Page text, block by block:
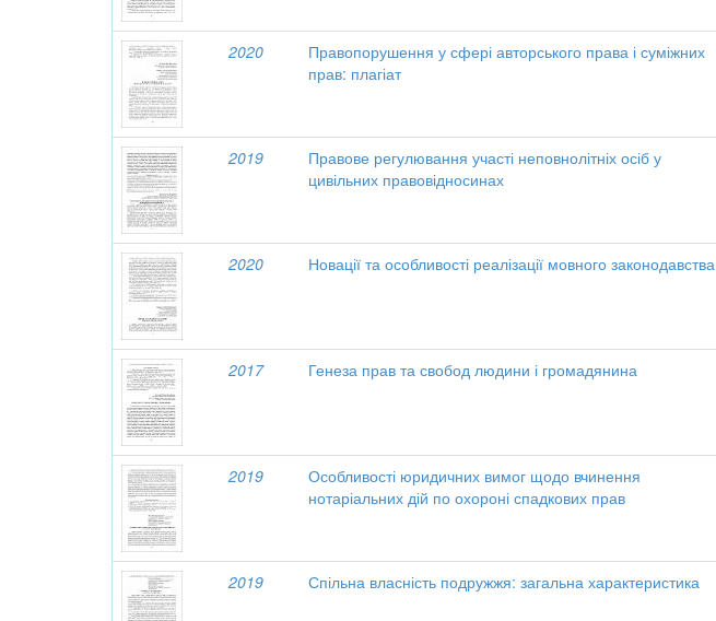
2020
Правопорушення у сфері авторського права і суміжних
прав: плагіат
2019
Правове регулювання участі неповнолітніх осіб у
цивільних правовідносинах
2020 Новації та особливості реалізації мовного законодавства
2017 Генеза прав та свобод людини і громадянина
2019
Особливості юридичних вимог щодо вчинення
нотаріальних дій по охороні спадкових прав
2019 Спільна власність подружжя: загальна характеристика